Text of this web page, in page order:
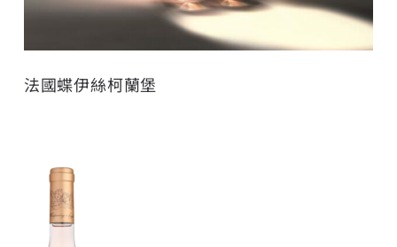
法國蝶伊絲柯蘭堡